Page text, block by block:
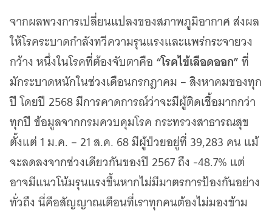
จากผลพวงการเปลี่ยนแปลงของสภาพภูมิอากาศ ส่งผล
ให้โรคระบาดกำลังทวีความรุนแรงและแพร่กระจายวง
กว้าง หนึ่งในโรคที่ต้องจับตาคือ “โรคไข้เลือดออก”ที่
มักระบาดหนักในช่วงเดือนกรกฎาคม – สิงหาคมของทุก
ปี โดยปี 2568 มีการคาดการณ์ว่าจะมีผู้ติดเชื้อมากกว่า
ทุกปี ข้อมูลจากกรมควบคุมโรค กระทรวงสาธารณสุข
ตั้งแต่ 1 ม.ค. – 21 ส.ค. 68 มีผู้ป่วยอยู่ที่ 39,283 คน แม้
จะลดลงจากช่วงเดียวกันของปี 2567 ถึง -48.7% แต่
อาจมีแนวโน้มรุนแรงขึ้นหากไม่มีมาตรการป้องกันอย่าง
ทั่วถึง นี่คือสัญญาณเตือนที่เราทุกคนต้องไม่มองข้าม